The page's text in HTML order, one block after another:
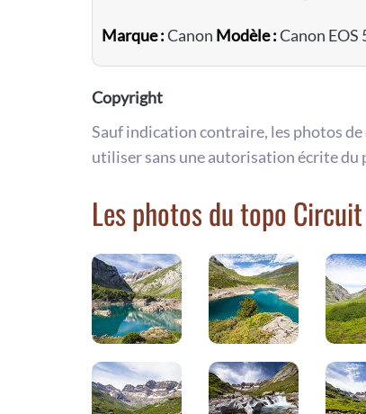
Marque :Canon Modèle :Canon EOS
Copyright
Sauf indication contraire, les photos de
utiliser sans une autorisation écrite du
Les photos du topo